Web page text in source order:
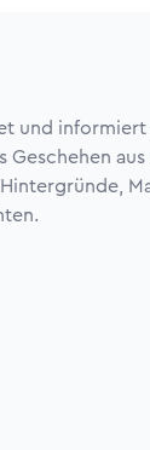
und informiert
Geschehen